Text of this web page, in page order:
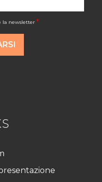
la newsletter *